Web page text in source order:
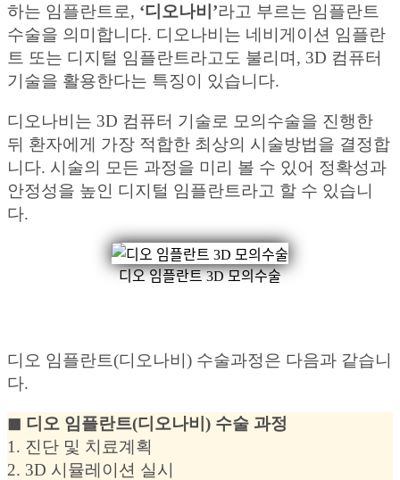
하는 임플란트로, ‘디오나비’라고 부르는 임플란트
수술을 의미합니다. 디오나비는 네비게이션 임플란
트 또는 디지털 임플란트라고도 불리며, 3D 컴퓨터
기술을 활용한다는 특징이 있습니다.
디오나비는 3D 컴퓨터 기술로 모의수술을 진행한
뒤 환자에게 가장 적합한 최상의 시술방법을 결정합
니다. 시술의 모든 과정을 미리 볼 수 있어 정확성과
안정성을 높인 디지털 임플란트라고 할 수 있습니
다.
디오 임플란트 3D 모의수술
디오 임플란트(디오나비) 수술과정은 다음과 같습니
다.
◼︎ 디오 임플란트(디오나비) 수술 과정
1. 진단 및 치료계획
2. 3D 시뮬레이션 실시